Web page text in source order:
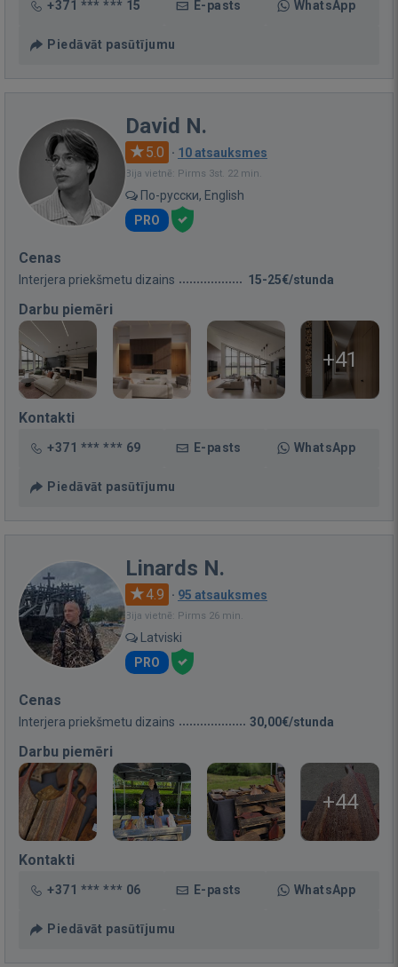
+371 *** *** 15 E-pasts WhatsApp
Piedāvāt pasūtījumu
David N.
5.0 · 10 atsauksmes
Bija vietnē: Pirms 3st. 22 min.
По-русски, English
PRO
Cenas
Interjera priekšmetu dizains 15-25€/stunda
Darbu piemēri
+41
Kontakti
+371 *** *** 69 E-pasts WhatsApp
Piedāvāt pasūtījumu
Linards N.
4.9 · 95 atsauksmes
Bija vietnē: Pirms 26 min.
Latviski
PRO
Cenas
Interjera priekšmetu dizains 30,00€/stunda
Darbu piemēri
+44
Kontakti
+371 *** *** 06 E-pasts WhatsApp
Piedāvāt pasūtījumu